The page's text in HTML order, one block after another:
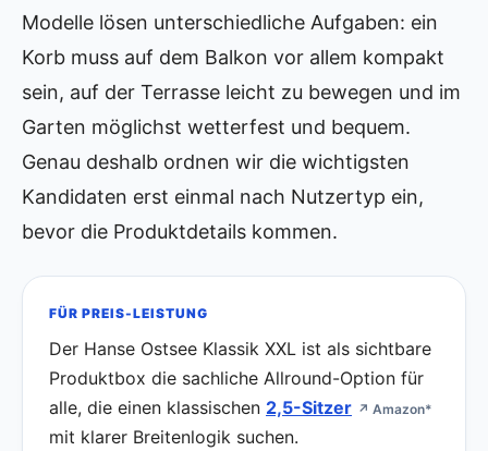
Modelle lösen unterschiedliche Aufgaben: ein
Korb muss auf dem Balkon vor allem kompakt
sein, auf der Terrasse leicht zu bewegen und im
Garten möglichst wetterfest und bequem.
Genau deshalb ordnen wir die wichtigsten
Kandidaten erst einmal nach Nutzertyp ein,
bevor die Produktdetails kommen.
FÜR PREIS-LEISTUNG
Der Hanse Ostsee Klassik XXL ist als sichtbare
Produktbox die sachliche Allround-Option für
alle, die einen klassischen 2,5-Sitzer ↗ Amazon*
mit klarer Breitenlogik suchen.